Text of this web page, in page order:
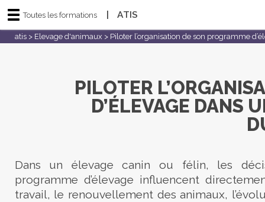
Toutes les formations | ATIS
atis> Elevage d'animaux > Piloter l’organisation de son programme
PILOTER
D’ÉLEVAGE DANS
Dans un élevage canin ou félin, les
programme d’élevage influencent
travail, le renouvellement des animaux,